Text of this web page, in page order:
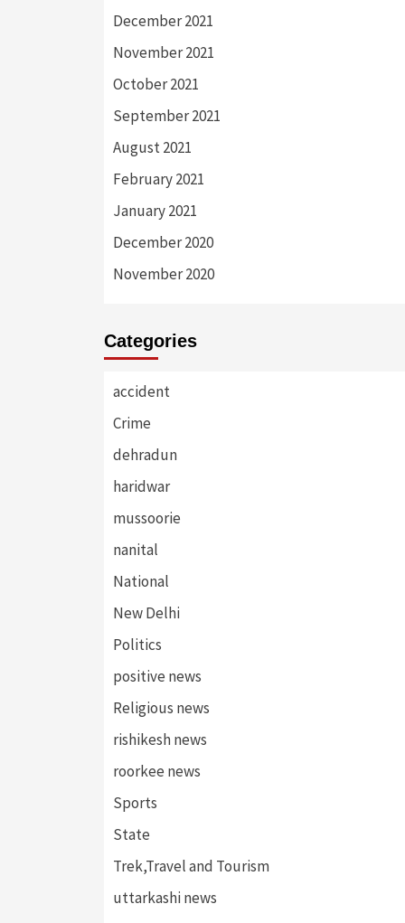
December 2021
November 2021
October 2021
September 2021
August 2021
February 2021
January 2021
December 2020
November 2020
Categories
accident
Crime
dehradun
haridwar
mussoorie
nanital
National
New Delhi
Politics
positive news
Religious news
rishikesh news
roorkee news
Sports
State
Trek,Travel and Tourism
uttarkashi news